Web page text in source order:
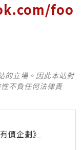
foo
的立場。因此本站對
不負任何法律責
價企劃》